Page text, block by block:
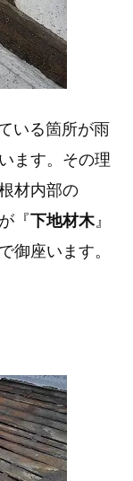
いる箇所が雨
ます。その理
材内部の
『下地材木』
御座います。